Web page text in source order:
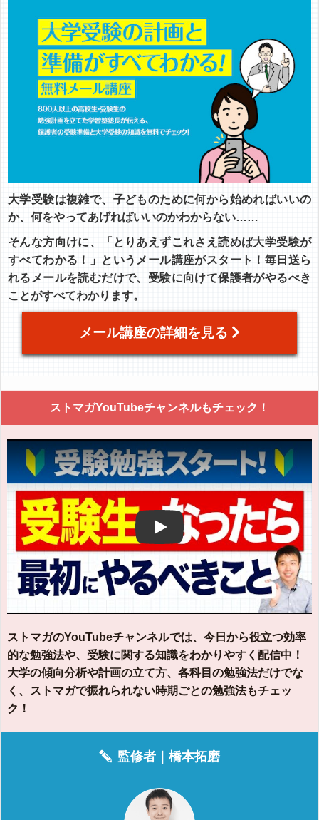
大学受験は複雑で、子どものために何から始めればいいの
か、何をやってあげればいいのかわからない……
そんな方向けに、「とりあえずこれさえ読めば大学受験が
すべてわかる！」というメール講座がスタート！毎日送ら
れるメールを読むだけで、受験に向けて保護者がやるべき
ことがすべてわかります。
メール講座の詳細を見る
ストマガYouTubeチャンネルもチェック！
Play
ストマガのYouTubeチャンネルでは、今日から役立つ効率
的な勉強法や、受験に関する知識をわかりやすく配信中！
大学の傾向分析や計画の立て方、各科目の勉強法だけでな
く、ストマガで振れられない時期ごとの勉強法もチェッ
ク！
監修者｜橋本拓磨